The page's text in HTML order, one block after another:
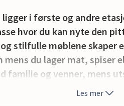
i første og andre
hvor du kan nyte den
stilfulle møblene skaper
mens du lager mat, spiser
familie og venner, mens
Les mer